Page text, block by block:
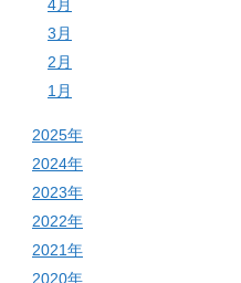
4月
3月
2月
1月
2025年
2024年
2023年
2022年
2021年
2020年